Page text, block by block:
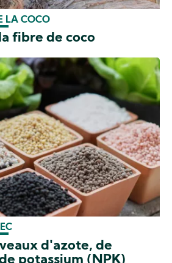
LA COCO
fibre de coco
d'azote, de
potassium (NPK)